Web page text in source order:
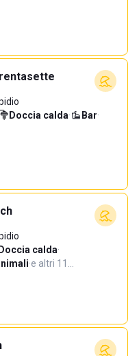
Doccia calda· Bar·
Doccia calda·
·e altri 11…